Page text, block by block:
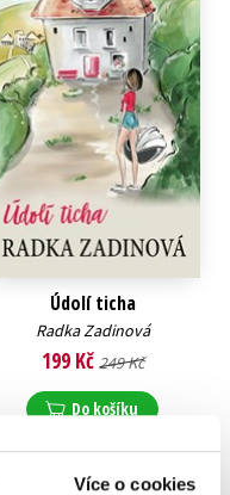
Více o cookies
Údolí ticha
Radka Zadinová
199 Kč 249 Kč
Do košíku